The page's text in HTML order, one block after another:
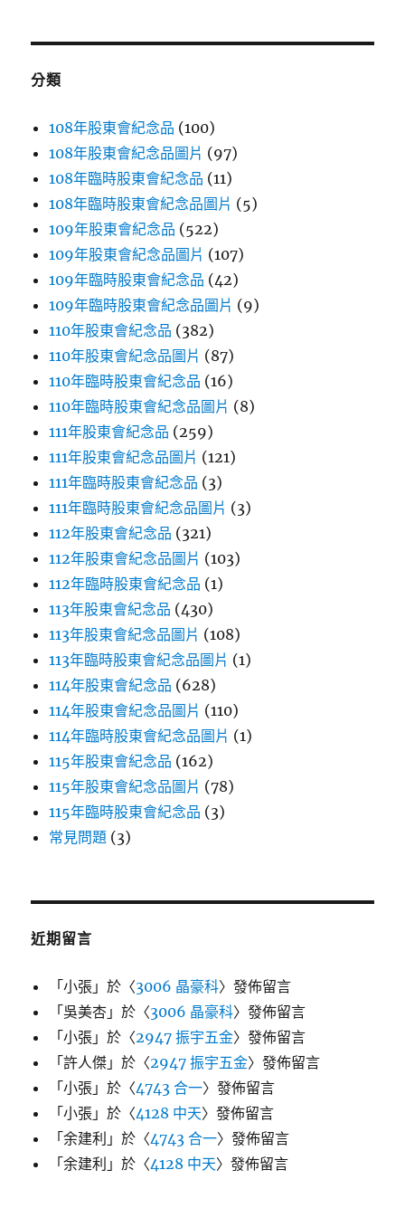
鍵
分類
108年股東會紀念品 (100)
108年股東會紀念品圖片 (97)
108年臨時股東會紀念品 (11)
108年臨時股東會紀念品圖片 (5)
109年股東會紀念品 (522)
109年股東會紀念品圖片 (107)
109年臨時股東會紀念品 (42)
109年臨時股東會紀念品圖片 (9)
110年股東會紀念品 (382)
110年股東會紀念品圖片 (87)
110年臨時股東會紀念品 (16)
110年臨時股東會紀念品圖片 (8)
111年股東會紀念品 (259)
111年股東會紀念品圖片 (121)
111年臨時股東會紀念品 (3)
111年臨時股東會紀念品圖片 (3)
112年股東會紀念品 (321)
112年股東會紀念品圖片 (103)
112年臨時股東會紀念品 (1)
113年股東會紀念品 (430)
113年股東會紀念品圖片 (108)
113年臨時股東會紀念品圖片 (1)
114年股東會紀念品 (628)
114年股東會紀念品圖片 (110)
114年臨時股東會紀念品圖片 (1)
115年股東會紀念品 (162)
115年股東會紀念品圖片 (78)
115年臨時股東會紀念品 (3)
常見問題 (3)
近期留言
「小張 」於〈3006 晶豪科〉發佈留言
「吳美杏 」於〈3006 晶豪科〉發佈留言
「小張 」於〈2947 振宇五金〉發佈留言
「許人傑 」於〈2947 振宇五金〉發佈留言
「小張 」於〈4743 合一〉發佈留言
「小張 」於〈4128 中天〉發佈留言
「余建利 」於〈4743 合一〉發佈留言
「余建利 」於〈4128 中天〉發佈留言